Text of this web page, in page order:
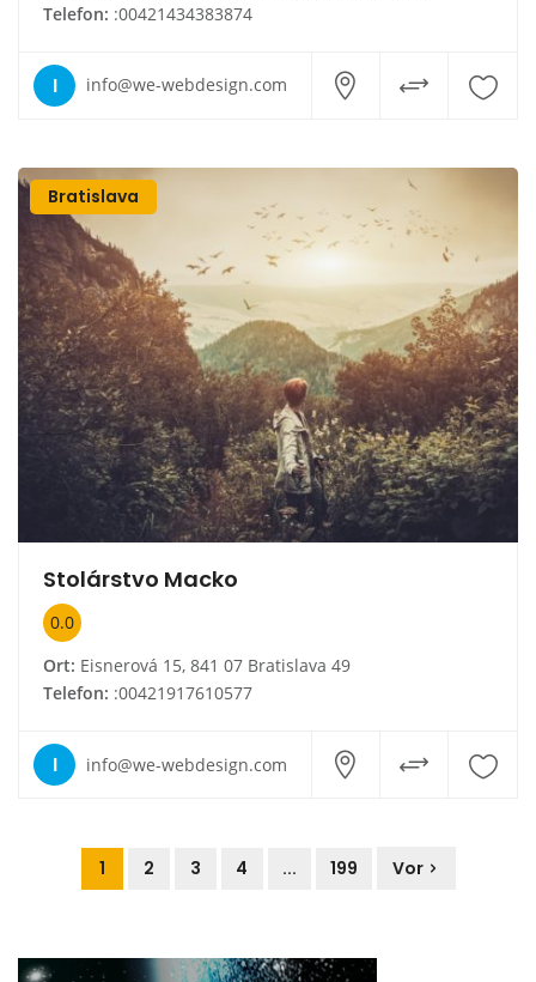
Telefon: :00421434383874
I info@we-webdesign.com
Bratislava
Stolárstvo Macko
0.0
Ort: Eisnerová 15, 841 07 Bratislava 49
Telefon: :00421917610577
I info@we-webdesign.com
1 2 3 4 ... 199 Vor